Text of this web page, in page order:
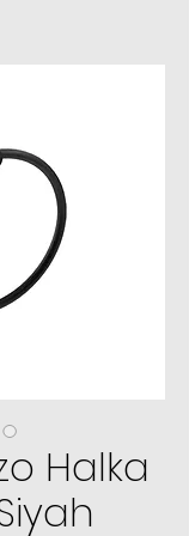
Halka